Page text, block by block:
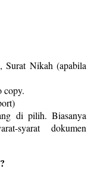
Nikah (apabila
copy.
di pilih. Biasanya
syarat dokumen